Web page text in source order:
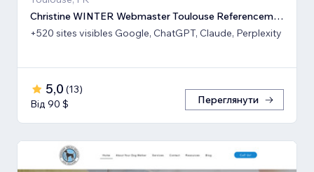
Christine WINTER Webmaster Toulouse Referencement SEO GEO IA
+520 sites visibles Google, ChatGPT, Claude, Perplexity
5,0 (13)
Від 90 $
Переглянути